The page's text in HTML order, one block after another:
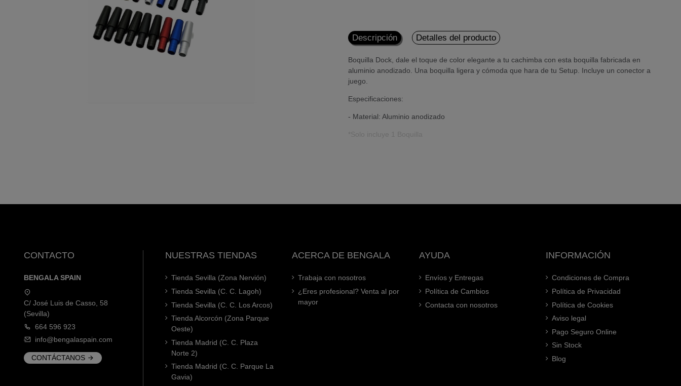
Descripción Detalles del producto
Boquilla Dock, dale el toque de color elegante a tu cachimba con esta boquilla fabricada en
aluminio anodizado. Una boquilla ligera y cómoda que hara de tu Setup. Incluye un conector a
juego.
Especificaciones:
- Material: Aluminio anodizado
CONTACTO
BENGALA SPAIN
C/ José Luis de Casso, 58
(Sevilla)
664 596 923
info@bengalaspain.com
CONTÁCTANOS
NUESTRAS TIENDAS
Tienda Sevilla (Zona Nervión)
Tienda Sevilla (C. C. Lagoh)
Tienda Sevilla (C. C. Los Arcos)
Tienda Alcorcón (Zona Parque
Oeste)
Tienda Madrid (C. C. Plaza
Norte 2)
Tienda Madrid (C. C. Parque La
Gavia)
ACERCA DE BENGALA
Trabaja con nosotros
¿Eres profesional? Venta al por
mayor
AYUDA
Envíos y Entregas
Política de Cambios
Contacta con nosotros
INFORMACIÓN
Condiciones de Compra
Política de Privacidad
Política de Cookies
Aviso legal
Pago Seguro Online
Sin Stock
Blog